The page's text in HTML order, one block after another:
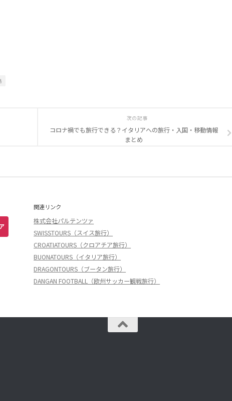
次の記事
コロナ禍でも旅行できる？イタリアへの旅行・入国・移動情報
まとめ
関連リンク
株式会社パルテンツァ
SWISSTOURS（スイス旅行）
CROATIATOURS（クロアチア旅行）
BUONATOURS（イタリア旅行）
DRAGONTOURS（ブータン旅行）
DANGAN FOOTBALL（欧州サッカー観戦旅行）